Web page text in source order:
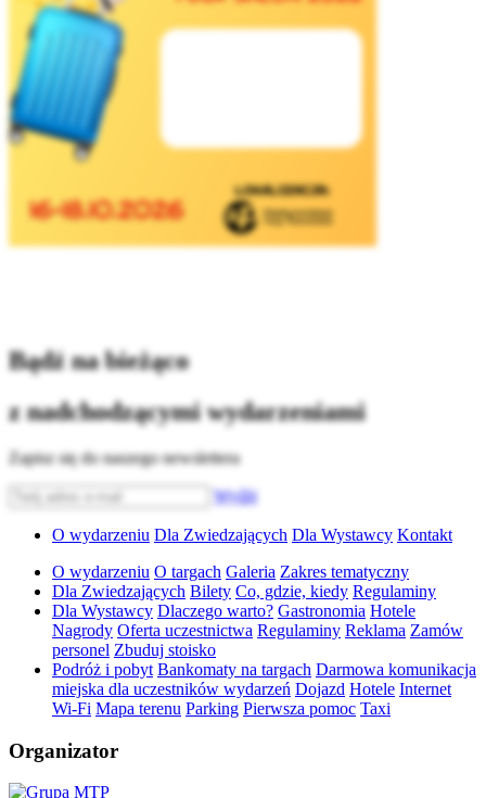
Bądź na bieżąco
z nadchodzącymi wydarzeniami
Zapisz się do naszego newslettera
Wyślij
O wydarzeniu Dla Zwiedzających Dla Wystawcy Kontakt
O wydarzeniu O targach Galeria Zakres tematyczny
Dla Zwiedzających Bilety Co, gdzie, kiedy Regulaminy
Dla Wystawcy Dlaczego warto? Gastronomia Hotele
Nagrody Oferta uczestnictwa Regulaminy Reklama Zamów
personel Zbuduj stoisko
Podróż i pobyt Bankomaty na targach Darmowa komunikacja
miejska dla uczestników wydarzeń Dojazd Hotele Internet
Wi-Fi Mapa terenu Parking Pierwsza pomoc Taxi
Organizator